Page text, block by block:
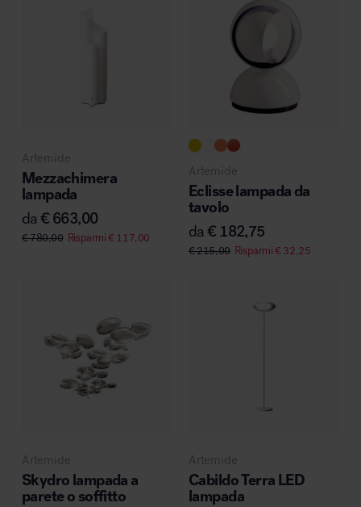
Artemide
Mezzachimera
lampada
da€ 663,00
€780,00 Risparmi€117,00
Artemide
Eclisse lampada da
tavolo
da€ 182,75
€215,00 Risparmi€32,25
Artemide
Skydro lampada a
parete o soffitto
Artemide
Cabildo Terra LED
lampada